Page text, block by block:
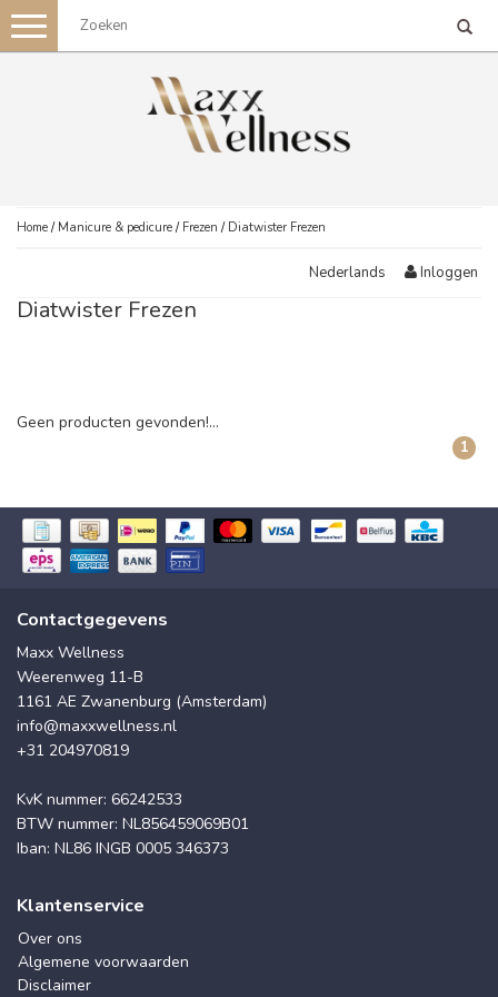
Toggle
navigation
Home / Manicure & pedicure / Frezen / Diatwister Frezen
Nederlands Inloggen
Diatwister Frezen
Geen producten gevonden!...
1
Contactgegevens
Maxx Wellness
Weerenweg 11-B
1161 AE Zwanenburg (Amsterdam)
info@maxxwellness.nl
+31 204970819
KvK nummer: 66242533
BTW nummer: NL856459069B01
Iban: NL86 INGB 0005 346373
Klantenservice
Over ons
Algemene voorwaarden
Disclaimer